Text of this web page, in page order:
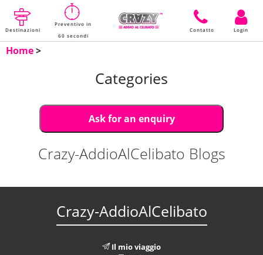
Destinazioni
Preventivo in
60 secondi
Contatto Login
Home>
Categories
Ask for an enquiry
Crazy-AddioAlCelibato Blogs
Crazy-AddioAlCelibato
Il mio viaggio